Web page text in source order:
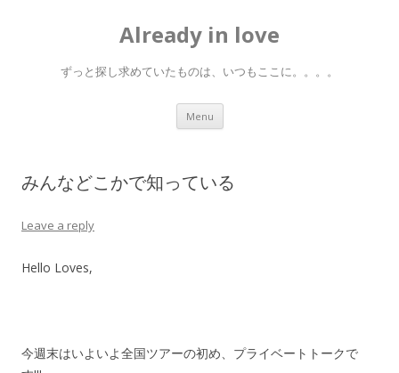
Already in love
ずっと探し求めていたものは、いつもここに。。。。
Menu Skip
content
みんなどこかで知っている
Leave a reply
Hello Loves,
今週末はいよいよ全国ツアーの初め、プライベートトークで